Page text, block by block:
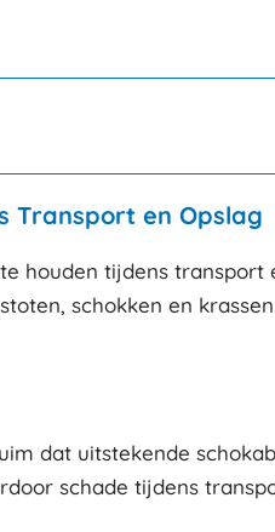
Transport en Opslag
tijdens transport
schokken en
dat uitstekende
schade tijdens